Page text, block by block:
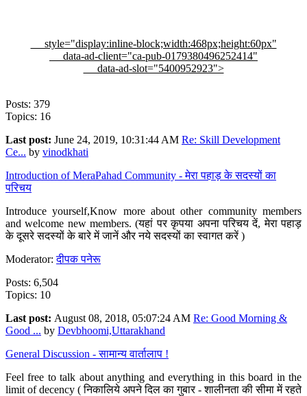
style="display:inline-block;width:468px;height:60px"
data-ad-client="ca-pub-0179380496252414"
data-ad-slot="5400952923">
Posts: 379
Topics: 16
Last post: June 24, 2019, 10:31:44 AM Re: Skill Development
Ce... by vinodkhati
Introduction of MeraPahad Community - मेरा पहाड़ के सदस्यों का
परिचय
Introduce yourself,Know more about other community members
and welcome new members. (यहां पर कृपया अपना परिचय दें, मेरा पहाड़
के दूसरे सदस्यों के बारे में जानें और नये सदस्यों का स्वागत करें )
Moderator:दीपक पनेरू
Posts: 6,504
Topics: 10
Last post: August 08, 2018, 05:07:24 AM Re: Good Morning &
Good ... by Devbhoomi,Uttarakhand
General Discussion - सामान्य वार्तालाप !
Feel free to talk about anything and everything in this board in the
limit of decency ( निकालिये अपने दिल का गुबार - शालीनता की सीमा में रहते